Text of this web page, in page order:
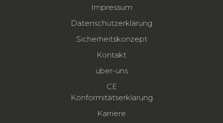
Impressum
Datenschutzerklärung
Sicherheitskonzept
Kontakt
über-uns
CE
Konformitätserklärung
Karriere